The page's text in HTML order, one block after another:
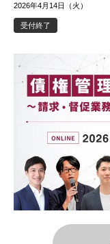
2026年4月14日（火）
受付終了